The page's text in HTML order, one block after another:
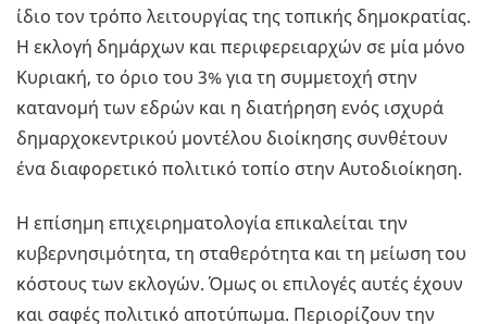
ίδιο τον τρόπο λειτουργίας της τοπικής δημοκρατίας.
Η εκλογή δημάρχων και περιφερειαρχών σε μία μόνο
Κυριακή, το όριο του 3% για τη συμμετοχή στην
κατανομή των εδρών και η διατήρηση ενός ισχυρά
δημαρχοκεντρικού μοντέλου διοίκησης συνθέτουν
ένα διαφορετικό πολιτικό τοπίο στην Αυτοδιοίκηση.
Η επίσημη επιχειρηματολογία επικαλείται την
κυβερνησιμότητα, τη σταθερότητα και τη μείωση του
κόστους των εκλογών. Όμως οι επιλογές αυτές έχουν
και σαφές πολιτικό αποτύπωμα. Περιορίζουν την